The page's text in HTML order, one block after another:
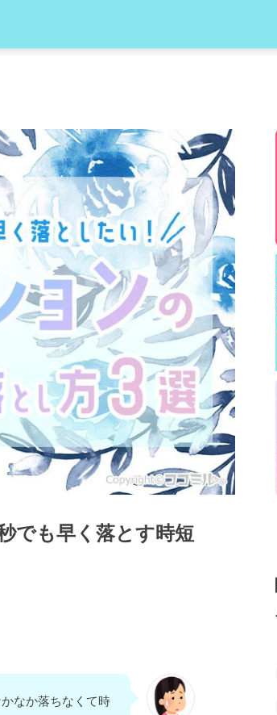
でも早く落とす時短
なか落ちなくて時